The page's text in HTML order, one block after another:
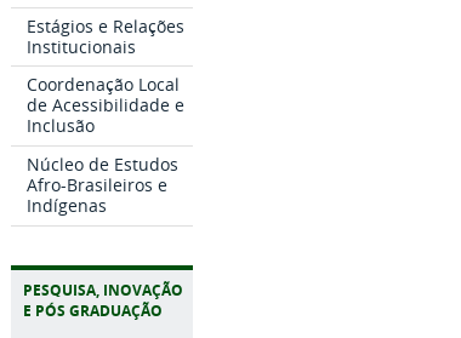
Estágios e Relações
Institucionais
Coordenação Local
de Acessibilidade e
Inclusão
Núcleo de Estudos
Afro-Brasileiros e
Indígenas
PESQUISA, INOVAÇÃO
E PÓS GRADUAÇÃO